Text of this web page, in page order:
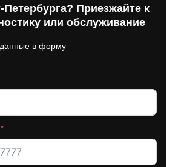
Приезжайте к
или обслуживание
в форму